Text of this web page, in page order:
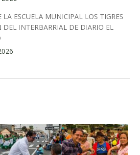
LA ESCUELA MUNICIPAL LOS TIGRES
DEL INTERBARRIAL DE DIARIO EL